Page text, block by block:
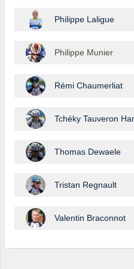
Philippe Laligue
Philippe Munier
Rémi Chaumerliat
Tchéky Tauveron
Thomas Dewaele
Tristan Regnault
Valentin Braconnot